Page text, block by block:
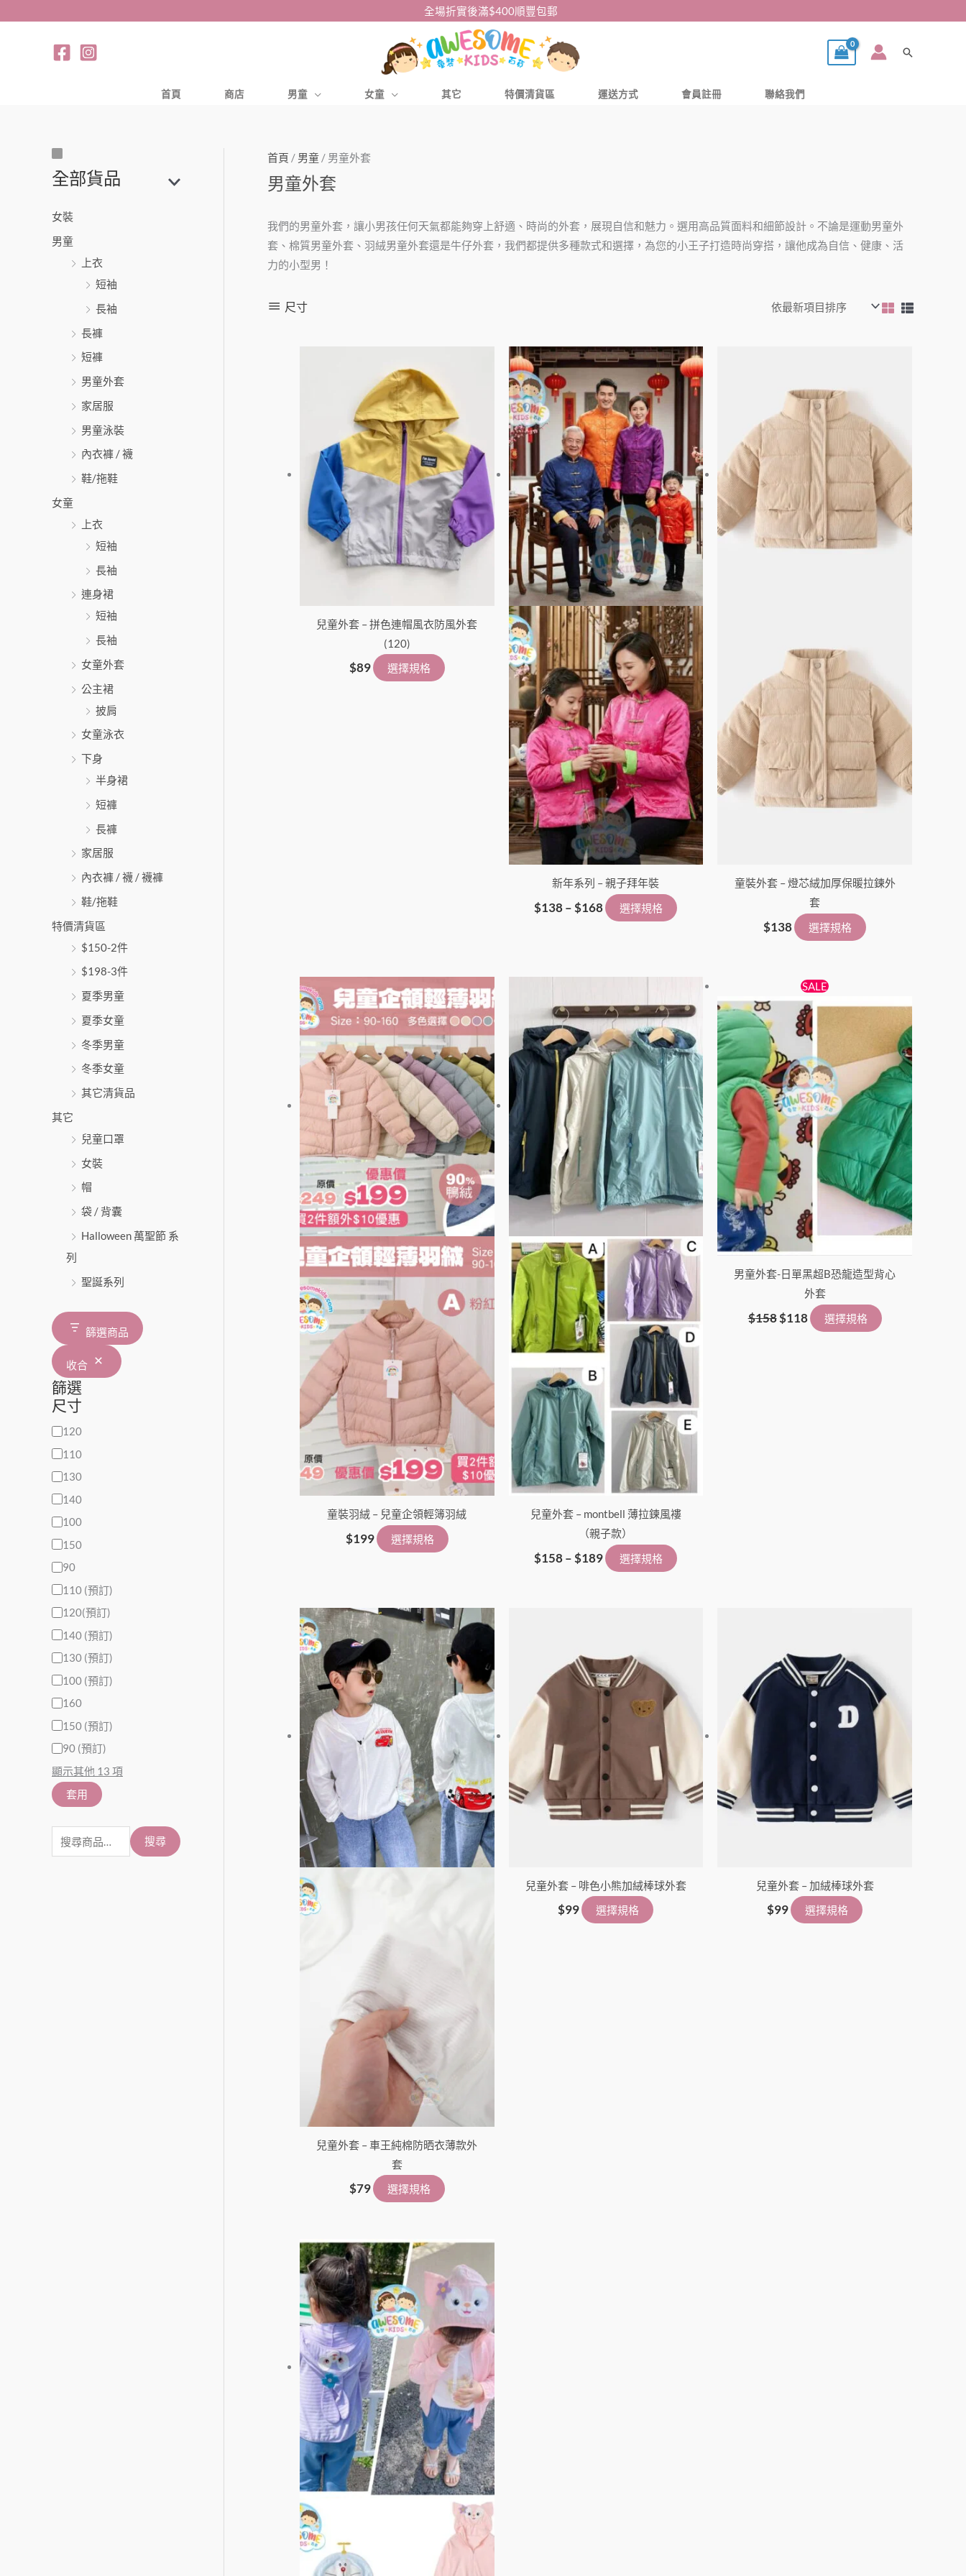
全場折實後滿$400順豐包郵
搜
首頁 商店 男童 女童 其它 特價清貨區 運送方式 會員註冊 聯絡我們
全部貨品
女裝
男童
上衣
短袖
長袖
長褲
短褲
男童外套
家居服
男童泳裝
內衣褲 / 襪
鞋/拖鞋
女童
上衣
短袖
長袖
連身裙
短袖
長袖
女童外套
公主裙
披肩
女童泳衣
下身
半身裙
短褲
長褲
家居服
內衣褲 / 襪 / 襪褲
鞋/拖鞋
特價清貨區
$150-2件
$198-3件
夏季男童
夏季女童
冬季男童
冬季女童
其它清貨品
其它
兒童口罩
女裝
帽
袋 / 背囊
Halloween 萬聖節 系
列
聖誕系列
篩選商品
收合
篩選
尺寸
尺
寸
120
110
130
140
100
150
90
110 (預訂)
120(預訂)
140 (預訂)
130 (預訂)
100 (預訂)
160
150 (預訂)
90 (預訂)
顯示其他 13 項
套用
搜
尋
鍵
字
搜尋
首頁 / 男童 / 男童外套
男童外套
我們的男童外套，讓小男孩任何天氣都能夠穿上舒適、時尚的外套，展現自信和魅力。選用高品質面料和細節設計。不論是運動男童外
套、棉質男童外套、羽絨男童外套還是牛仔外套，我們都提供多種款式和選擇，為您的小王子打造時尚穿搭，讓他成為自信、健康、活
力的小型男！
尺寸
兒童外套 – 拼色連帽風衣防風外套
(120)
$89 選擇規格
品
有
多
種
款
式。
可
在
產
品
面
選
選
新年系列 – 親子拜年裝
$138– $168
價
格
範
圍：
$138
到
$168
選擇規格
此
產
有
多
款
式。
可
在
產
品
頁
面
選
擇
選
項
童裝外套 – 燈芯絨加厚保暖拉鍊外
套
$138 選擇規格
多
種
款
式。
可
產
項
童裝羽絨 – 兒童企領輕簿羽絨
$199 選擇規格
此
產
品
有
多
種
款
式。
可
產
品
頁
面
選
擇
選
項
兒童外套 – montbell 薄拉鍊風褸
（親子款）
$158– $189
範
圍：
$158
到
$189
選擇規格
產
有
多
種
款
式。
可
品
面
選
擇
選
項
SALE
男童外套-日單黑超B恐龍造型背心
外套
$158
始
格：
$158。
$118
目
前
價
格：
選擇規格
產
多
種
款
式。
可
在
產
品
頁
面
選
擇
項
兒童外套 – 車王純棉防晒衣薄款外
套
$79 選擇規格
此
產
品
有
多
款
式。
可
在
產
品
頁
面
兒童外套 – 啡色小熊加絨棒球外套
$99 選擇規格
有
多
種
式。
可
在
產
選
擇
兒童外套 – 加絨棒球外套
$99 選擇規格
有
多
種
式。
產
選
擇
此
產
品
有
多
種
款
式。
可
在
產
品
頁
面
選
擇